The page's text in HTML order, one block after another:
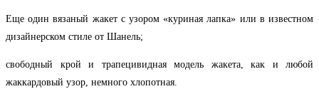
Еще один вязаный жакет с узором «куриная лапка» или в известном
дизайнерском стиле от Шанель;
свободный крой и трапецивидная модель жакета, как и любой
жаккардовый узор, немного хлопотная.